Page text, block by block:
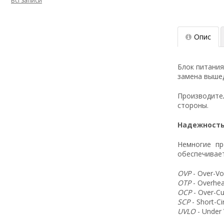
Опис
Блок
замена
стороны.
Немногие
OVP- Over-
OTP-
OCP- Over-
SCP- Short-
UVLO- Under